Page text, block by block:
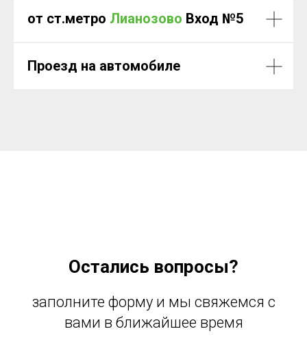
от ст.метро Лианозово Вход №5
Проезд на автомобиле
Остались вопросы?
заполните форму и мы свяжемся с
вами в ближайшее время